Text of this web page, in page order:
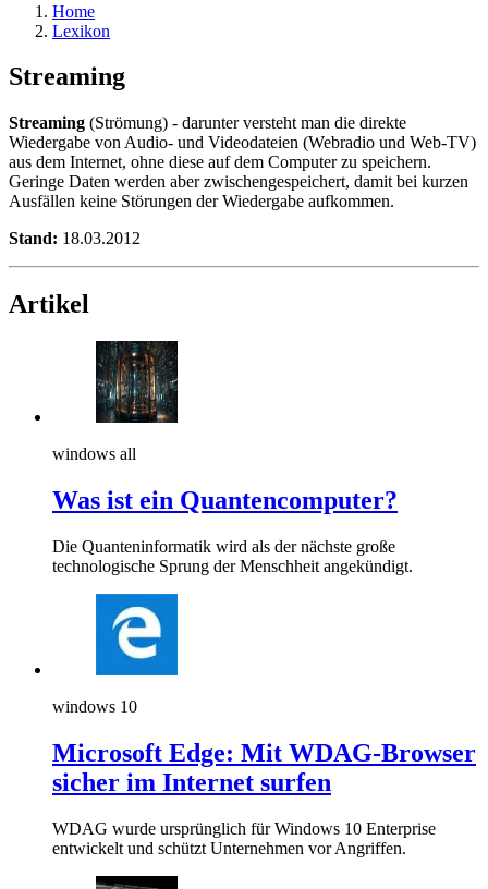
Home
Lexikon
Streaming
Streaming (Strömung) - darunter versteht man die direkte
Wiedergabe von Audio- und Videodateien (Webradio und Web-TV)
aus dem Internet, ohne diese auf dem Computer zu speichern.
Geringe Daten werden aber zwischengespeichert, damit bei kurzen
Ausfällen keine Störungen der Wiedergabe aufkommen.
Stand: 18.03.2012
Artikel
windows all
Was ist ein Quantencomputer?
Die Quanteninformatik wird als der nächste große
technologische Sprung der Menschheit angekündigt.
windows 10
Microsoft Edge: Mit WDAG-Browser
sicher im Internet surfen
WDAG wurde ursprünglich für Windows 10 Enterprise
entwickelt und schützt Unternehmen vor Angriffen.